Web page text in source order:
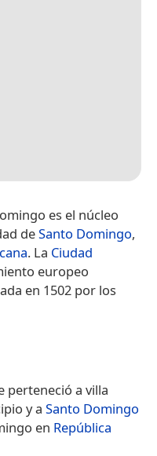
es el núcleo
deSanto Domingo,
. La Ciudad
europeo
en 1502 por los
perteneció a villa
y a Santo Domingo
en República